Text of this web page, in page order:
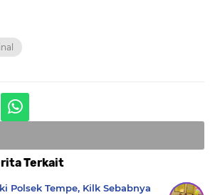
Terkait
Polsek Tempe, Kilk Sebabnya